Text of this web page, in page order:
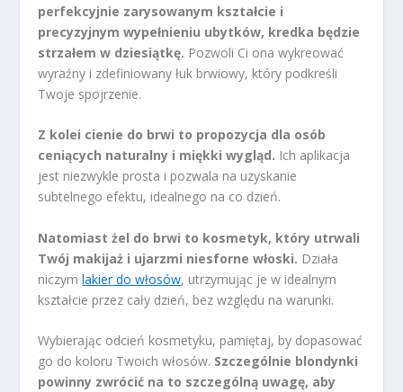
perfekcyjnie zarysowanym kształcie i
precyzyjnym wypełnieniu ubytków, kredka będzie
strzałem w dziesiątkę. Pozwoli Ci ona wykreować
wyraźny i zdefiniowany łuk brwiowy, który podkreśli
Twoje spojrzenie.
Z kolei cienie do brwi to propozycja dla osób
ceniących naturalny i miękki wygląd. Ich aplikacja
jest niezwykle prosta i pozwala na uzyskanie
subtelnego efektu, idealnego na co dzień.
Natomiast żel do brwi to kosmetyk, który utrwali
Twój makijaż i ujarzmi niesforne włoski. Działa
niczymlakier do włosów, utrzymując je w idealnym
kształcie przez cały dzień, bez względu na warunki.
Wybierając odcień kosmetyku, pamiętaj, by dopasować
go do koloru Twoich włosów. Szczególnie blondynki
powinny zwrócić na to szczególną uwagę, aby